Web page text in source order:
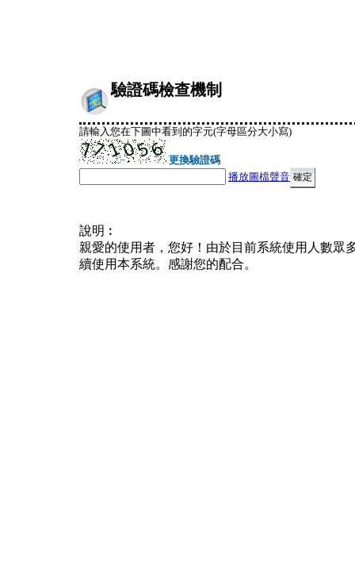
驗證碼檢查機制
請輸入您在下圖中看到的字元(字母區分大小寫)
更換驗證碼
播放圖檔聲音
說明︰
親愛的使用者，您好！由於目前系統使用人數眾
續使用本系統。感謝您的配合。